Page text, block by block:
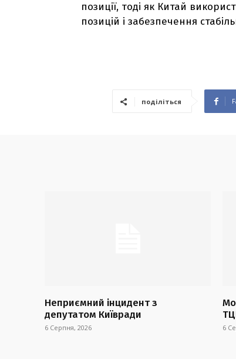
позиції, тоді як Китай
позицій і забезпечення
поділіться
Неприємний інцидент з
депутатом Київради
6 Серпня, 2026 6